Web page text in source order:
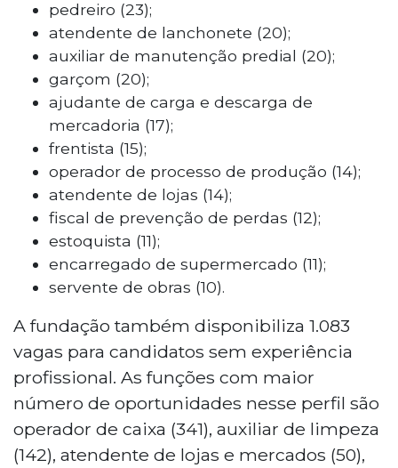
pedreiro (23);
atendente de lanchonete (20);
auxiliar de manutenção predial (20);
garçom (20);
ajudante de carga e descarga de
mercadoria (17);
frentista (15);
operador de processo de produção (14);
atendente de lojas (14);
fiscal de prevenção de perdas (12);
estoquista (11);
encarregado de supermercado (11);
servente de obras (10).
A fundação também disponibiliza 1.083
vagas para candidatos sem experiência
profissional. As funções com maior
número de oportunidades nesse perfil são
operador de caixa (341), auxiliar de limpeza
(142), atendente de lojas e mercados (50),